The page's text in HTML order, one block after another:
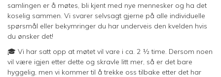
samlingen er å møtes, bli kjent med nye mennesker og ha det
koselig sammen. Vi svarer selvsagt gjerne på alle individuelle
spørsmål eller bekymringer du har underveis den kvelden hvis
du ønsker det!
🎓 Vi har satt opp at møtet vil vare i ca. 2 ½ time. Dersom noen
vil være igjen etter dette og skravle litt mer, så er det bare
hyggelig, men vi kommer til å trekke oss tilbake etter det har